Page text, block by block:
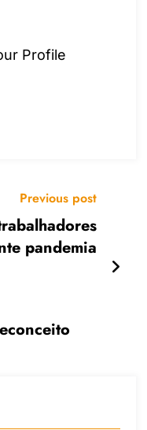
Profile
Previous post
pandemia